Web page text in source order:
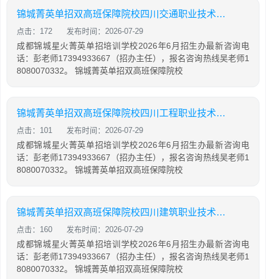
锦城菁英单招双高班保障院校四川交通职业技术学院示范
点击：172 发布时间：2026-07-29
成都锦城星火菁英单招培训学校2026年6月招生办最新咨询电
话：彭老师17394933667（招办主任），报名咨询热线吴老师1
8080070332。 锦城菁英单招双高班保障院校
锦城菁英单招双高班保障院校四川工程职业技术大学示范
点击：101 发布时间：2026-07-29
成都锦城星火菁英单招培训学校2026年6月招生办最新咨询电
话：彭老师17394933667（招办主任），报名咨询热线吴老师1
8080070332。 锦城菁英单招双高班保障院校
锦城菁英单招双高班保障院校四川建筑职业技术大学示范
点击：160 发布时间：2026-07-29
成都锦城星火菁英单招培训学校2026年6月招生办最新咨询电
话：彭老师17394933667（招办主任），报名咨询热线吴老师1
8080070332。 锦城菁英单招双高班保障院校